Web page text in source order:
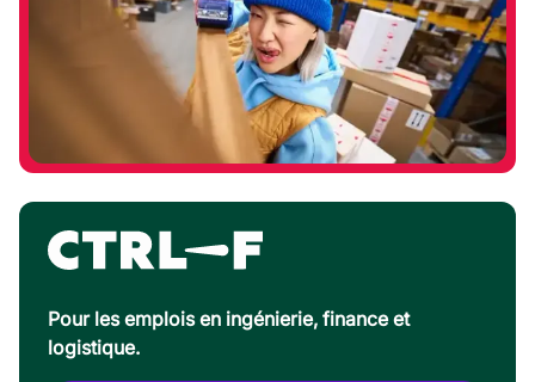
Pour les emplois en ingénierie, finance et
logistique.